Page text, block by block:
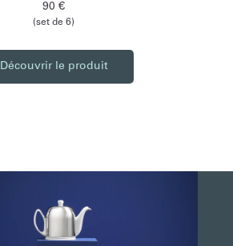
90 €
(set de 6)
Découvrir le produit